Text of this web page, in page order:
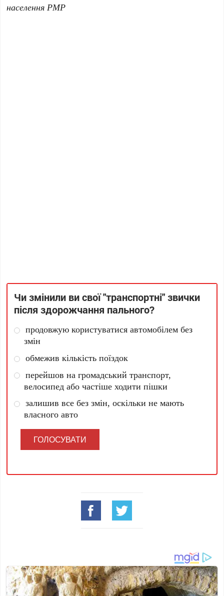
населення РМР
Чи змінили ви свої "транспортні" звички
після здорожчання пального?
продовжую користуватися автомобілем без
змін
обмежив кількість поїздок
перейшов на громадський транспорт,
велосипед або частіше ходити пішки
залишив все без змін, оскільки не мають
власного авто